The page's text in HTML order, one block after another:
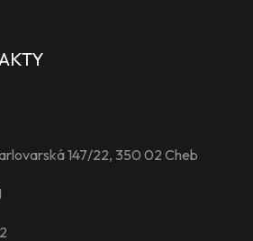
147/22, 350 02 Cheb